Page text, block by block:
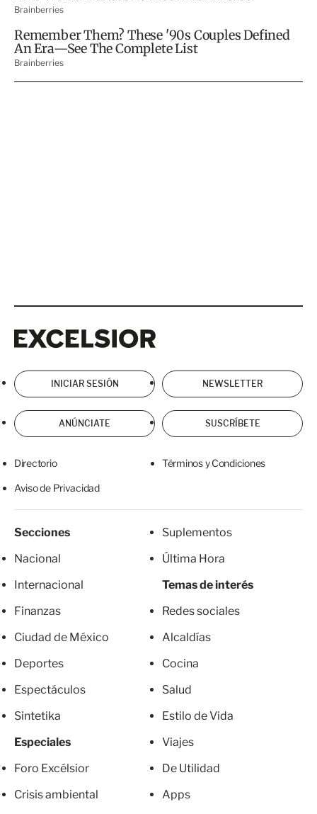
INICIAR SESIÓN NEWSLETTER
ANÚNCIATE SUSCRÍBETE
Directorio Términos y Condiciones
Aviso de Privacidad
Secciones
Nacional
Internacional
Finanzas
Ciudad de México
Deportes
Espectáculos
Sintetika
Especiales
Foro Excélsior
Crisis ambiental
Suplementos
Última Hora
Temas de interés
Redes sociales
Alcaldías
Cocina
Salud
Estilo de Vida
Viajes
De Utilidad
Apps